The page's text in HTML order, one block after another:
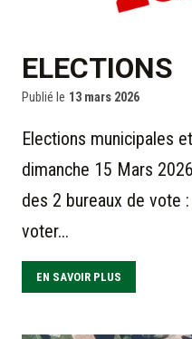
ELECTIONS
Publié le 13 mars 2026
Elections municipales
dimanche 15 Mars
des 2 bureaux de vote
voter...
EN SAVOIR PLUS